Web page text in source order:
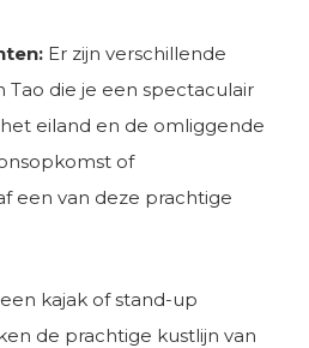
Er zijn verschillende
die je een spectaculair
eiland en de omliggende
of
een van deze prachtige
kajak of stand-up
de prachtige kustlijn van